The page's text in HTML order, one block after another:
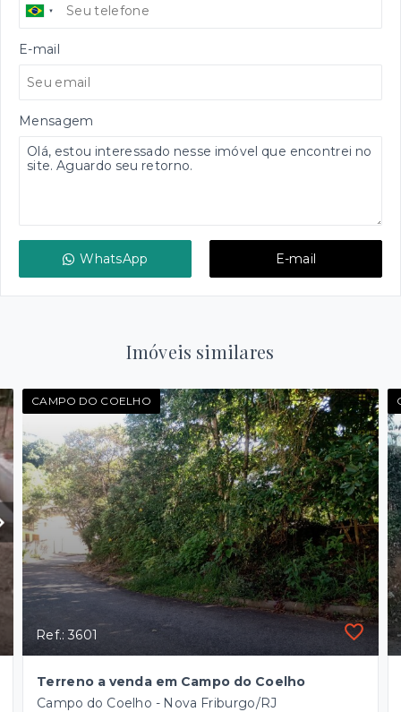
E-mail
Mensagem
WhatsApp E-mail
Imóveis similares
CAMPO DO COELHO
Ref.: 3601
Terreno a venda em Campo do Coelho
Campo do Coelho - Nova Friburgo/RJ